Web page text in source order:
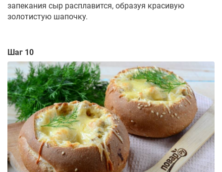
запекания сыр расплавится, образуя красивую
золотистую шапочку.
Шаг 10